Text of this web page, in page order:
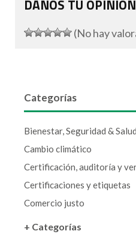
DANOS TU OPINIÓN
(No hay
Categorías
Bienestar, Seguridad &
Cambio climático
Certificación, auditoría y
Certificaciones y etiquetas
Comercio justo
+ Categorías